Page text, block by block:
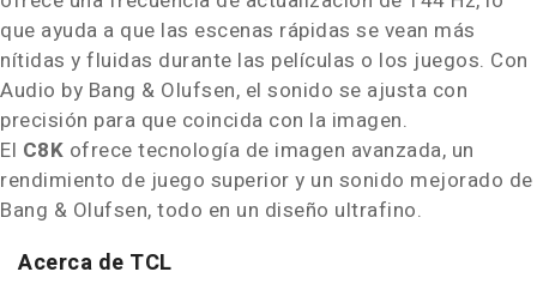
que ayuda a que las escenas rápidas se vean más
nítidas y fluidas durante las películas o los juegos. Con
Audio by Bang & Olufsen, el sonido se ajusta con
precisión para que coincida con la imagen.
El C8K ofrece tecnología de imagen avanzada, un
rendimiento de juego superior y un sonido mejorado de
Bang & Olufsen, todo en un diseño ultrafino.
Acerca de TCL